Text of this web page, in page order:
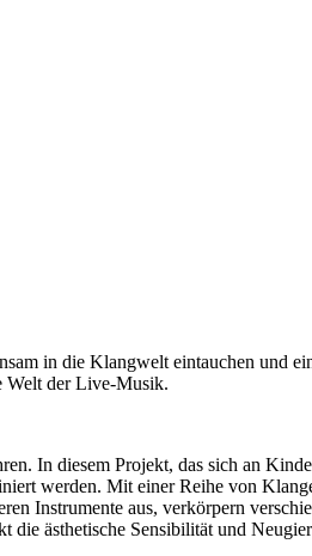
in die Klangwelt eintauchen und
Welt der Live-Musik.
In diesem Projekt, das sich an
werden. Mit einer Reihe von
Instrumente aus, verkörpern
ästhetische Sensibilität und